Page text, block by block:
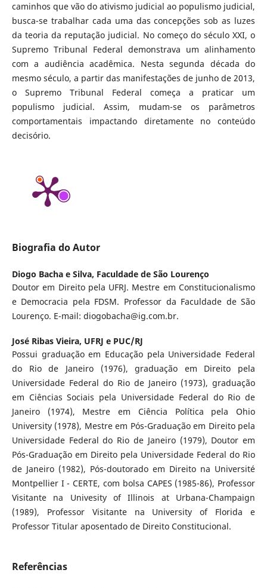
caminhos que vão do ativismo judicial ao populismo judicial,
busca-se trabalhar cada uma das concepções sob as luzes
da teoria da reputação judicial. No começo do século XXI, o
Supremo Tribunal Federal demonstrava um alinhamento
com a audiência acadêmica. Nesta segunda década do
mesmo século, a partir das manifestações de junho de 2013,
o Supremo Tribunal Federal começa a praticar um
populismo judicial. Assim, mudam-se os parâmetros
comportamentais impactando diretamente no conteúdo
decisório.
Biografia do Autor
Diogo Bacha e Silva, Faculdade de São Lourenço
Doutor em Direito pela UFRJ. Mestre em Constitucionalismo
e Democracia pela FDSM. Professor da Faculdade de São
Lourenço. E-mail: diogobacha@ig.com.br.
José Ribas Vieira, UFRJ e PUC/RJ
Possui graduação em Educação pela Universidade Federal
do Rio de Janeiro (1976), graduação em Direito pela
Universidade Federal do Rio de Janeiro (1973), graduação
em Ciências Sociais pela Universidade Federal do Rio de
Janeiro (1974), Mestre em Ciência Política pela Ohio
University (1978), Mestre em Pós-Graduação em Direito pela
Universidade Federal do Rio de Janeiro (1979), Doutor em
Pós-Graduação em Direito pela Universidade Federal do Rio
de Janeiro (1982), Pós-doutorado em Direito na Université
Montpellier I - CERTE, com bolsa CAPES (1985-86), Professor
Visitante na Univesity of Illinois at Urbana-Champaign
(1989), Professor Visitante na University of Florida e
Professor Titular aposentado de Direito Constitucional.
Referências